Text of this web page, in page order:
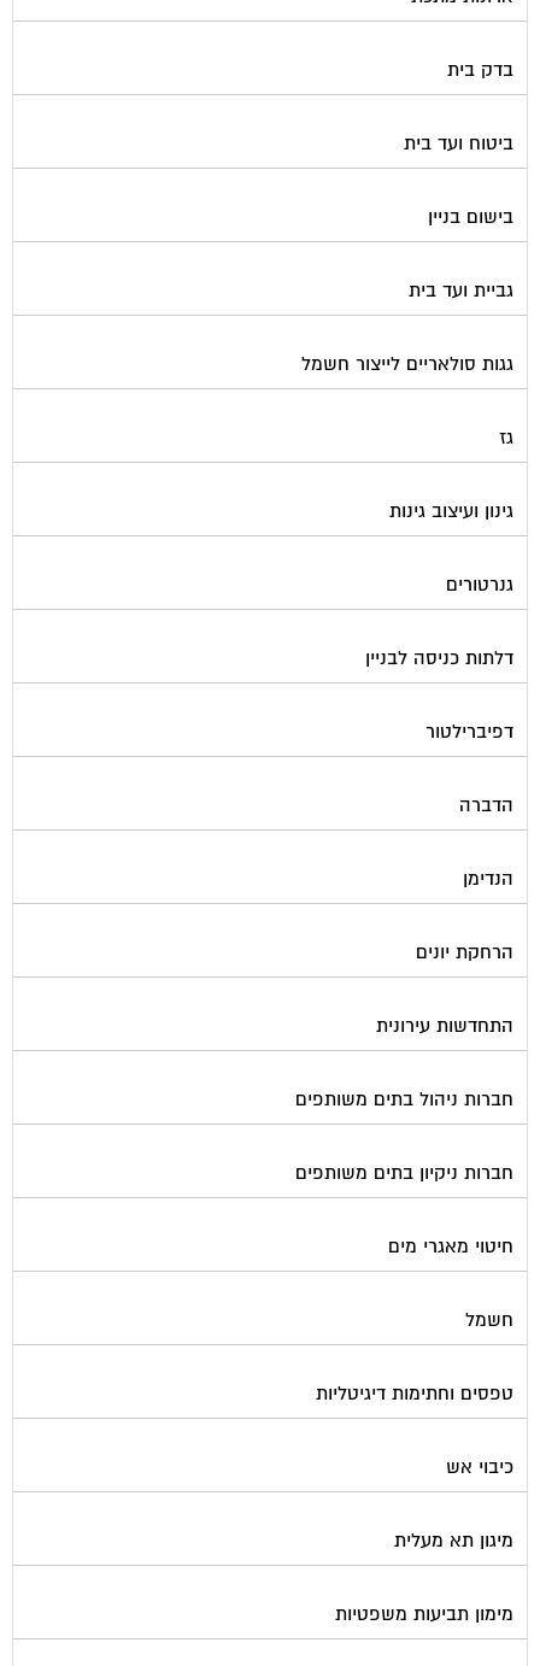
בדק בית
ביטוח ועד בית
בישום בניין
גביית ועד בית
גגות סולאריים לייצור חשמל
גז
גינון ועיצוב גינות
גנרטורים
דלתות כניסה לבניין
דפיברילטור
הדברה
הנדימן
הרחקת יונים
התחדשות עירונית
חברות ניהול בתים משותפים
חברות ניקיון בתים משותפים
חיטוי מאגרי מים
חשמל
טפסים וחתימות דיגיטליות
כיבוי אש
מיגון תא מעלית
מימון תביעות משפטיות